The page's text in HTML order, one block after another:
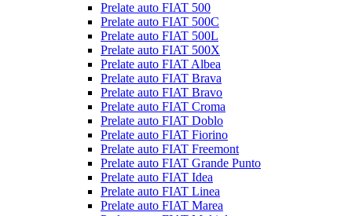
Prelate auto FIAT 500
Prelate auto FIAT 500C
Prelate auto FIAT 500L
Prelate auto FIAT 500X
Prelate auto FIAT Albea
Prelate auto FIAT Brava
Prelate auto FIAT Bravo
Prelate auto FIAT Croma
Prelate auto FIAT Doblo
Prelate auto FIAT Fiorino
Prelate auto FIAT Freemont
Prelate auto FIAT Grande Punto
Prelate auto FIAT Idea
Prelate auto FIAT Linea
Prelate auto FIAT Marea